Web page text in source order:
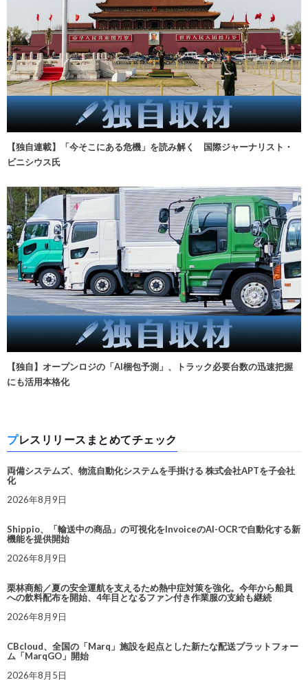
【独自連載】「今そこにある危機」を読み解く 国際ジャーナリスト・
ビニシウス氏
【独自】オープンロジの「AI梱包予測」、トラック必要台数の迅速把握
にも活用本格化
プレスリリースまとめてチェック
両備システムズ、物流自動化システムを手掛ける 株式会社APTを子会社
化
2026年8月9日
Shippio、「輸送中の商品」の可視化をInvoiceのAI-OCRで自動化する新
機能を提供開始
2026年8月9日
栗林商船／夏の安全運航を支えるため熱中症対策を強化。今年から船員
への飲料配布を開始、4年目となるファン付き作業服の支給も継続
2026年8月9日
CBcloud、全国の「Marq」施設を起点とした新たな配送プラットフォー
ム「MarqGO」開始
2026年8月5日